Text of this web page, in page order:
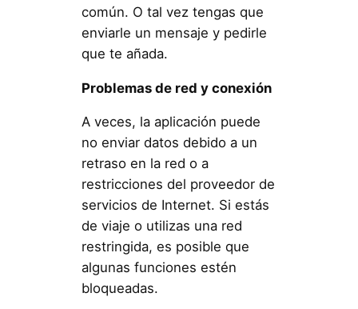
común. O tal vez tengas que
enviarle un mensaje y pedirle
que te añada.
Problemas de red y conexión
A veces, la aplicación puede
no enviar datos debido a un
retraso en la red o a
restricciones del proveedor de
servicios de Internet. Si estás
de viaje o utilizas una red
restringida, es posible que
algunas funciones estén
bloqueadas.